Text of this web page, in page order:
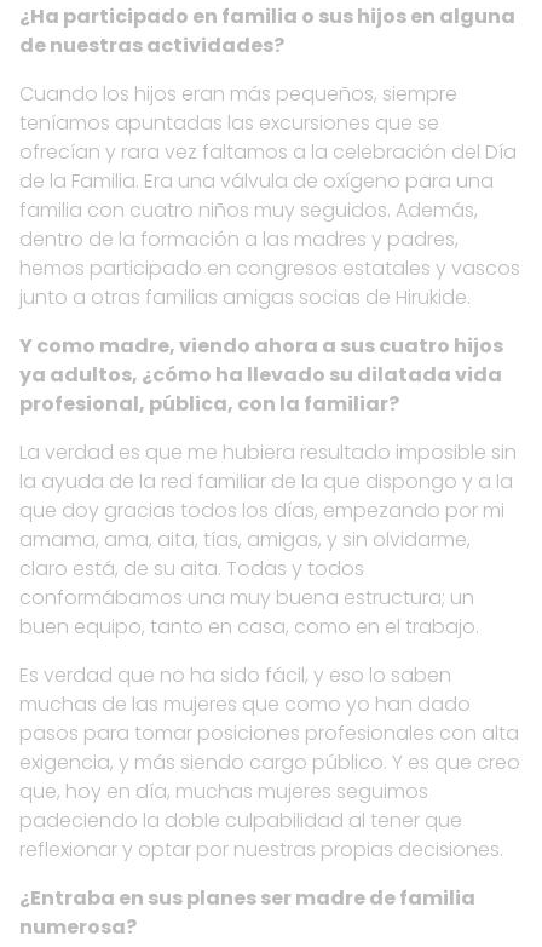
¿Ha participado en familia o sus hijos en alguna
de nuestras actividades?
Cuando los hijos eran más pequeños, siempre
teníamos apuntadas las excursiones que se
ofrecían y rara vez faltamos a la celebración del Día
de la Familia. Era una válvula de oxígeno para una
familia con cuatro niños muy seguidos. Además,
dentro de la formación a las madres y padres,
hemos participado en congresos estatales y vascos
junto a otras familias amigas socias de Hirukide.
Y como madre, viendo ahora a sus cuatro hijos
ya adultos, ¿cómo ha llevado su dilatada vida
profesional, pública, con la familiar?
La verdad es que me hubiera resultado imposible sin
la ayuda de la red familiar de la que dispongo y a la
que doy gracias todos los días, empezando por mi
amama, ama, aita, tías, amigas, y sin olvidarme,
claro está, de su aita. Todas y todos
conformábamos una muy buena estructura; un
buen equipo, tanto en casa, como en el trabajo.
Es verdad que no ha sido fácil, y eso lo saben
muchas de las mujeres que como yo han dado
pasos para tomar posiciones profesionales con alta
exigencia, y más siendo cargo público. Y es que creo
que, hoy en día, muchas mujeres seguimos
padeciendo la doble culpabilidad al tener que
reflexionar y optar por nuestras propias decisiones.
¿Entraba en sus planes ser madre de familia
numerosa?